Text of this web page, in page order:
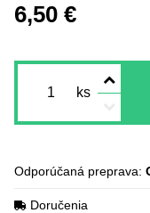
6,50 €
ks
Doručenia